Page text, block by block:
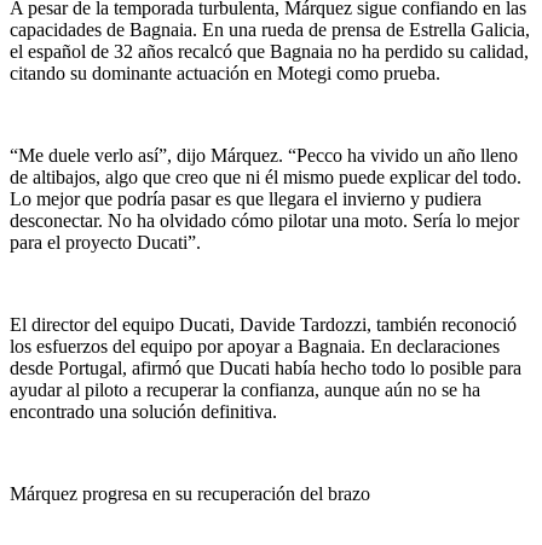
A pesar de la temporada turbulenta, Márquez sigue confiando en las
capacidades de Bagnaia. En una rueda de prensa de Estrella Galicia,
el español de 32 años recalcó que Bagnaia no ha perdido su calidad,
citando su dominante actuación en Motegi como prueba.
“Me duele verlo así”, dijo Márquez. “Pecco ha vivido un año lleno
de altibajos, algo que creo que ni él mismo puede explicar del todo.
Lo mejor que podría pasar es que llegara el invierno y pudiera
desconectar. No ha olvidado cómo pilotar una moto. Sería lo mejor
para el proyecto Ducati”.
El director del equipo Ducati, Davide Tardozzi, también reconoció
los esfuerzos del equipo por apoyar a Bagnaia. En declaraciones
desde Portugal, afirmó que Ducati había hecho todo lo posible para
ayudar al piloto a recuperar la confianza, aunque aún no se ha
encontrado una solución definitiva.
Márquez progresa en su recuperación del brazo